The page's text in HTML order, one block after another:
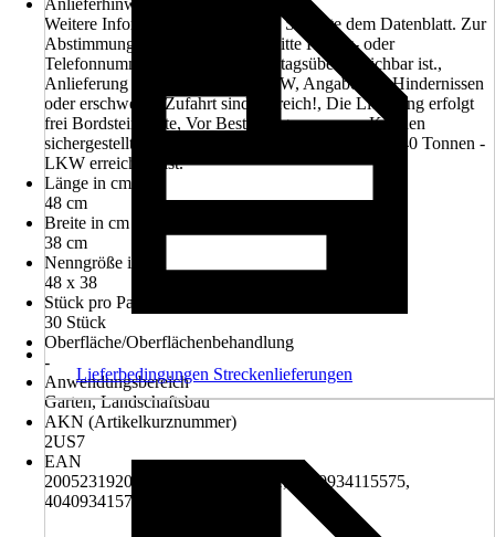
Anlieferhinweis
Weitere Informationen entnehmen Sie bitte dem Datenblatt. Zur
Abstimmung des Liefertermines bitte Handy- oder
Telefonnummer angeben, welche tagsüber erreichbar ist.,
Anlieferung erfolgt mit einem LKW, Angaben zu Hindernissen
oder erschwerter Zufahrt sind hilfreich!, Die Lieferung erfolgt
frei Bordsteinkante, Vor Bestellung muss vom Kunden
sichergestellt sein, dass die Entladestelle mit einem 40 Tonnen -
LKW erreichbar ist.
Länge in cm
48 cm
Breite in cm
38 cm
Nenngröße in cm
48 x 38
Stück pro Palette
30 Stück
Oberfläche/Oberflächenbehandlung
-
Anwendungsbereich
Garten, Landschaftsbau
AKN (Artikelkurznummer)
2US7
EAN
2005231920002, 4022748052321, 4040934115575,
4040934157636
Lieferbedingungen Streckenlieferungen